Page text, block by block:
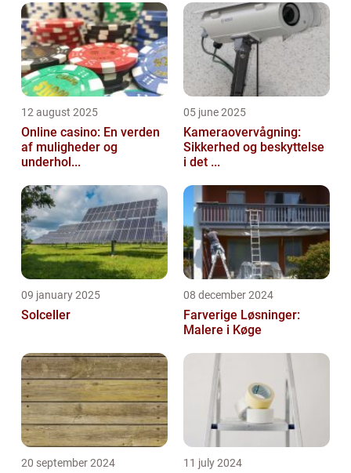
12 august 2025
Online casino: En verden
af muligheder og
underhol...
05 june 2025
Kameraovervågning:
Sikkerhed og beskyttelse
i det ...
09 january 2025
Solceller
08 december 2024
Farverige Løsninger:
Malere i Køge
20 september 2024 11 july 2024